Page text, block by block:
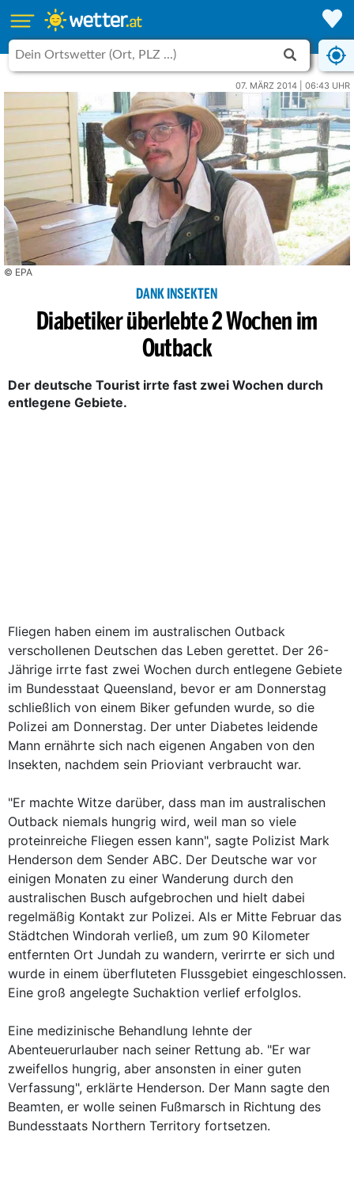
07. MÄRZ 2014 | 06:43 UHR
© EPA
DANK INSEKTEN
Diabetiker überlebte 2 Wochen im
Outback
Der deutsche Tourist irrte fast zwei Wochen durch
entlegene Gebiete.
Fliegen haben einem im australischen Outback
verschollenen Deutschen das Leben gerettet. Der 26-
Jährige irrte fast zwei Wochen durch entlegene Gebiete
im Bundesstaat Queensland, bevor er am Donnerstag
schließlich von einem Biker gefunden wurde, so die
Polizei am Donnerstag. Der unter Diabetes leidende
Mann ernährte sich nach eigenen Angaben von den
Insekten, nachdem sein Prioviant verbraucht war.
"Er machte Witze darüber, dass man im australischen
Outback niemals hungrig wird, weil man so viele
proteinreiche Fliegen essen kann", sagte Polizist Mark
Henderson dem Sender ABC. Der Deutsche war vor
einigen Monaten zu einer Wanderung durch den
australischen Busch aufgebrochen und hielt dabei
regelmäßig Kontakt zur Polizei. Als er Mitte Februar das
Städtchen Windorah verließ, um zum 90 Kilometer
entfernten Ort Jundah zu wandern, verirrte er sich und
wurde in einem überfluteten Flussgebiet eingeschlossen.
Eine groß angelegte Suchaktion verlief erfolglos.
Eine medizinische Behandlung lehnte der
Abenteuerurlauber nach seiner Rettung ab. "Er war
zweifellos hungrig, aber ansonsten in einer guten
Verfassung", erklärte Henderson. Der Mann sagte den
Beamten, er wolle seinen Fußmarsch in Richtung des
Bundesstaats Northern Territory fortsetzen.